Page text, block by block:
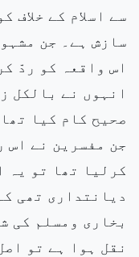
سے اسلام کے خلاف
سازش ہے۔ جن
اس واقعہ کو ردّ
انہوں نے بالکل
صحیح کام کیا تھا۔
جن مفسرین نے اس
کرلیا تھا تو یہ
دیانتداری تھی
بخاری ومسلم کی
نقل ہوا ہے تو